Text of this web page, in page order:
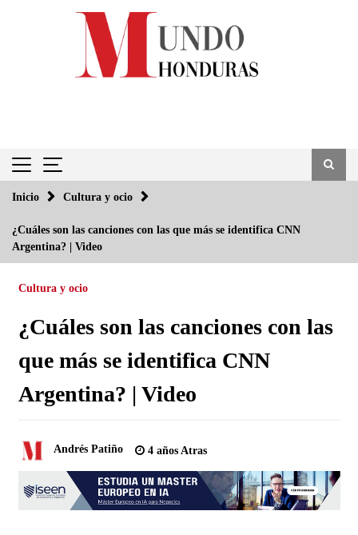
Inicio Cultura y ocio
¿Cuáles son las canciones con las que más se identifica CNN
Argentina? | Video
Cultura y ocio
¿Cuáles son las canciones con las
que más se identifica CNN
Argentina? | Video
Andrés Patiño 4 años Atras